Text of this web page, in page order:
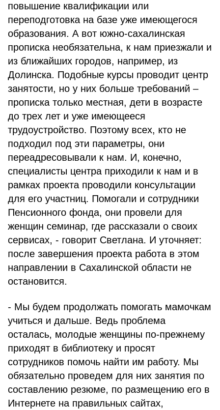
повышение квалификации или
переподготовка на базе уже имеющегося
образования. А вот южно-сахалинская
прописка необязательна, к нам приезжали и
из ближайших городов, например, из
Долинска. Подобные курсы проводит центр
занятости, но у них больше требований –
прописка только местная, дети в возрасте
до трех лет и уже имеющееся
трудоустройство. Поэтому всех, кто не
подходил под эти параметры, они
переадресовывали к нам. И, конечно,
специалисты центра приходили к нам и в
рамках проекта проводили консультации
для его участниц. Помогали и сотрудники
Пенсионного фонда, они провели для
женщин семинар, где рассказали о своих
сервисах, - говорит Светлана. И уточняет:
после завершения проекта работа в этом
направлении в Сахалинской области не
остановится.
- Мы будем продолжать помогать мамочкам
учиться и дальше. Ведь проблема
осталась, молодые женщины по-прежнему
приходят в библиотеку и просят
сотрудников помочь найти им работу. Мы
обязательно проведем для них занятия по
составлению резюме, по размещению его в
Интернете на правильных сайтах,